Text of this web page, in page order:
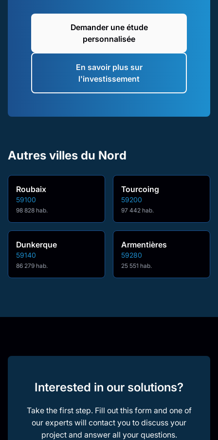
Demander une étude
personnalisée
En savoir plus sur
l'investissement
Autres villes du Nord
Roubaix
59100
98 828 hab.
Tourcoing
59200
97 442 hab.
Dunkerque
59140
86 279 hab.
Armentières
59280
25 551 hab.
Interested in our solutions?
Take the first step. Fill out this form and one of
our experts will contact you to discuss your
project and answer all your questions.